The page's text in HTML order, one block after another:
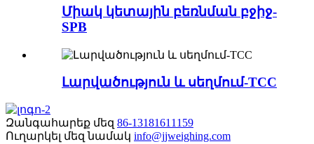
Միակ կետային բեռնման բջիջ-
SPB
Լարվածություն և սեղմում-TCC
Զանգահարեք մեզ 86-13181611159
Ուղարկել մեզ նամակ info@jjweighing.com